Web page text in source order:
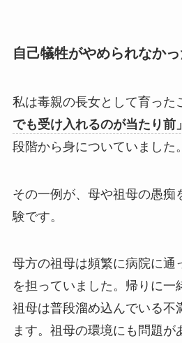
自己犠牲がやめられなか
私は毒親の長女として育った
でも受け入れるのが当たり前
段階から身についていました。
その一例が、母や祖母の愚痴
験です。
母方の祖母は頻繁に病院に通
を担っていました。帰りに一
祖母は普段溜め込んでいる不
ます。祖母の環境にも問題が